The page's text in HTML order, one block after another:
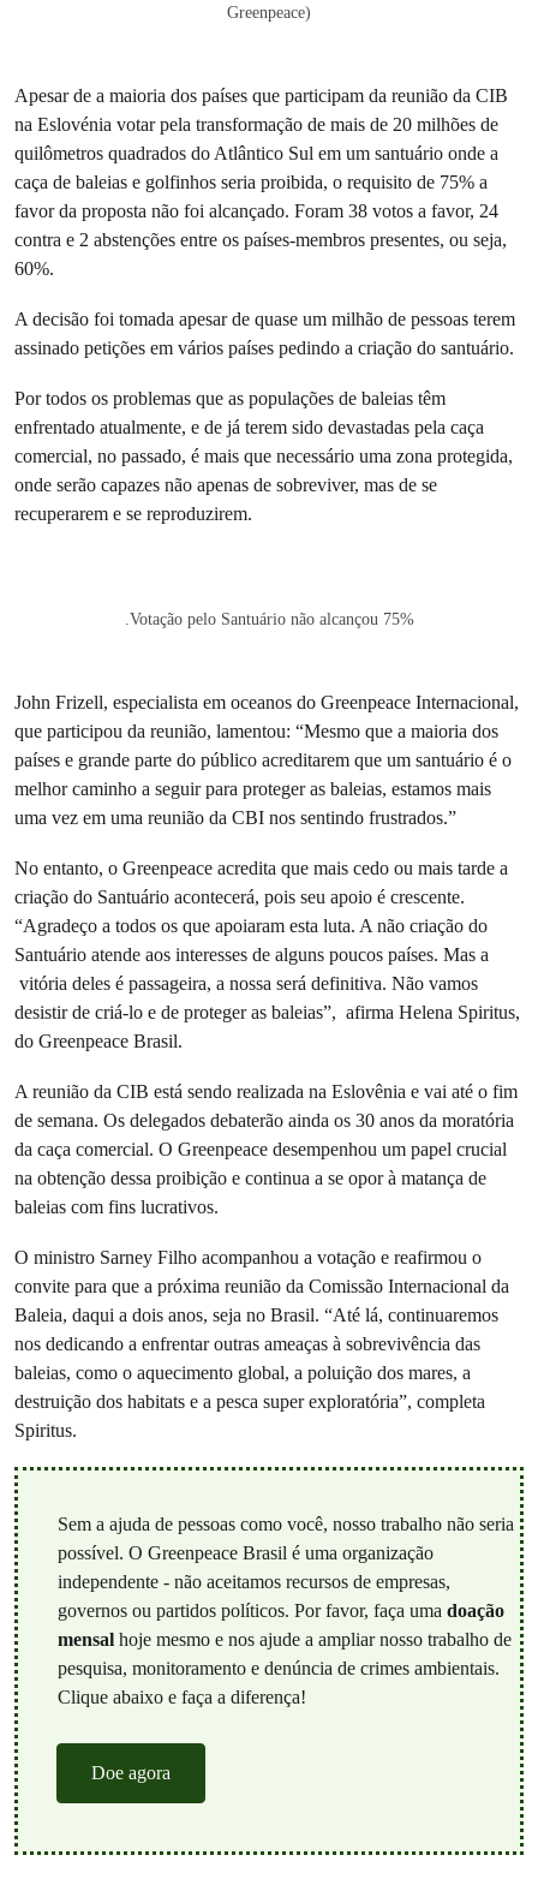
Greenpeace)
Apesar de a maioria dos países que participam da reunião da CIB
na Eslovénia votar pela transformação de mais de 20 milhões de
quilômetros quadrados do Atlântico Sul em um santuário onde a
caça de baleias e golfinhos seria proibida, o requisito de 75% a
favor da proposta não foi alcançado. Foram 38 votos a favor, 24
contra e 2 abstenções entre os países-membros presentes, ou seja,
60%.
A decisão foi tomada apesar de quase um milhão de pessoas terem
assinado petições em vários países pedindo a criação do santuário.
Por todos os problemas que as populações de baleias têm
enfrentado atualmente, e de já terem sido devastadas pela caça
comercial, no passado, é mais que necessário uma zona protegida,
onde serão capazes não apenas de sobreviver, mas de se
recuperarem e se reproduzirem.
.Votação pelo Santuário não alcançou 75%
John Frizell, especialista em oceanos do Greenpeace Internacional,
que participou da reunião, lamentou: “Mesmo que a maioria dos
países e grande parte do público acreditarem que um santuário é o
melhor caminho a seguir para proteger as baleias, estamos mais
uma vez em uma reunião da CBI nos sentindo frustrados.”
No entanto, o Greenpeace acredita que mais cedo ou mais tarde a
criação do Santuário acontecerá, pois seu apoio é crescente.
“Agradeço a todos os que apoiaram esta luta. A não criação do
Santuário atende aos interesses de alguns poucos países. Mas a
vitória deles é passageira, a nossa será definitiva. Não vamos
desistir de criá-lo e de proteger as baleias”, afirma Helena Spiritus,
do Greenpeace Brasil.
A reunião da CIB está sendo realizada na Eslovênia e vai até o fim
de semana. Os delegados debaterão ainda os 30 anos da moratória
da caça comercial. O Greenpeace desempenhou um papel crucial
na obtenção dessa proibição e continua a se opor à matança de
baleias com fins lucrativos.
O ministro Sarney Filho acompanhou a votação e reafirmou o
convite para que a próxima reunião da Comissão Internacional da
Baleia, daqui a dois anos, seja no Brasil. “Até lá, continuaremos
nos dedicando a enfrentar outras ameaças à sobrevivência das
baleias, como o aquecimento global, a poluição dos mares, a
destruição dos habitats e a pesca super exploratória”, completa
Spiritus.
Sem a ajuda de pessoas como você, nosso trabalho não seria
possível. O Greenpeace Brasil é uma organização
independente - não aceitamos recursos de empresas,
governos ou partidos políticos. Por favor, faça uma doação
mensalhoje mesmo e nos ajude a ampliar nosso trabalho de
pesquisa, monitoramento e denúncia de crimes ambientais.
Clique abaixo e faça a diferença!
Doe agora